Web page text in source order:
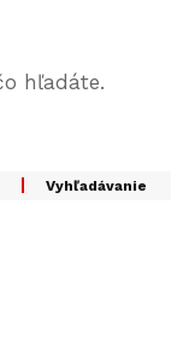
hľadáte.